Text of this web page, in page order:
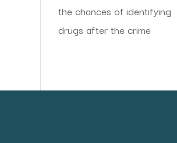
the chances of identifying
drugs after the crime